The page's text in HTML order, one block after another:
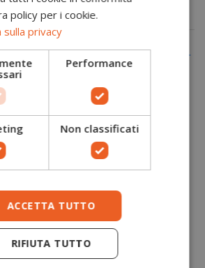
ANCHE
policy per i cookie.
privacy
Performance
Non classificati
ACCETTA TUTTO
RIFIUTA TUTTO